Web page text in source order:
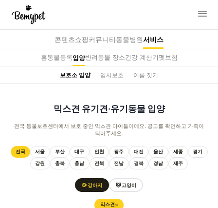
콘텐츠쇼핑커뮤니티동물병원서비스
홈동물등록입양반려동물 장소건강 계산기펫보험
보호소 입양 임시보호 이름 짓기
믹스견 유기견·유기동물 입양
전국 동물보호센터에서 보호 중인 믹스견 아이들이에요. 공고를 확인하고 가족이
되어주세요.
전국 서울 부산 대구 인천 광주 대전 울산 세종 경기
강원 충북 충남 전북 전남 경북 경남 제주
🐶 강아지 🐱 고양이
믹스견 ✕